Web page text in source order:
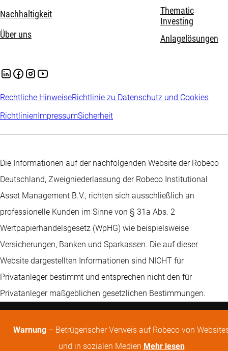
Nachhaltigkeit
Über uns
Thematic
Investing
Anlagelösungen
Rechtliche HinweiseRichtlinie zu Datenschutz und Cookies
Richtlinien ImpressumSicherheit
Die Informationen auf der nachfolgenden Website der Robeco
Deutschland, Zweigniederlassung der Robeco Institutional
Asset Management B.V., richten sich ausschließlich an
professionelle Kunden im Sinne von § 31a Abs. 2
Wertpapierhandelsgesetz (WpHG) wie beispielsweise
Versicherungen, Banken und Sparkassen. Die auf dieser
Website dargestellten Informationen sind NICHT für
Privatanleger bestimmt und entsprechen nicht den für
Privatanleger maßgeblichen gesetzlichen Bestimmungen.
Warnung – Betrügerischer Verweis auf Robeco von
und in sozialen Medien Mehr lesen